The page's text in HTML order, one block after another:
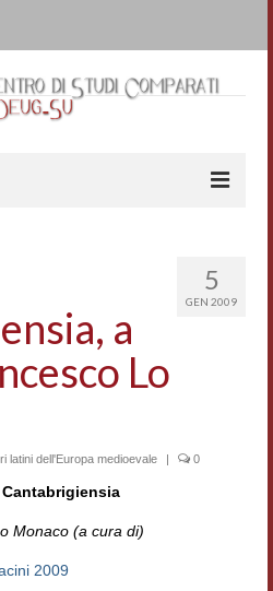
contatti 5
GEN 2009
a
Lo
latini dell'Europa medioevale | 0
Cantabrigiensia
Monaco (a cura di)
2009